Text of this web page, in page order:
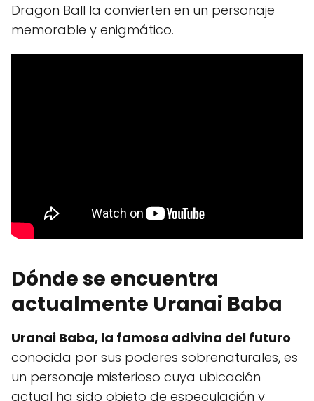
Dragon Ball la convierten en un personaje
memorable y enigmático.
Dónde se encuentra
actualmente Uranai Baba
Uranai Baba, la famosa adivina del futuro
conocida por sus poderes sobrenaturales, es
un personaje misterioso cuya ubicación
actual ha sido objeto de especulación y